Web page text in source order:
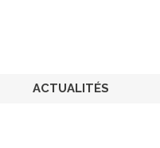
ACTUALITÉS